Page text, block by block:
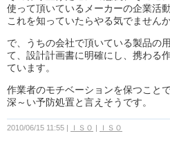
使って頂いているメーカーの企業活
これを知っていたらやる気でません
で、うちの会社で頂いている製品の
て、設計計画書に明確にし、携わる
ています。
作業者のモチベーションを保つこと
深～い予防処置と言えそうです。
2010/06/15 11:55 ＩＳＯ ＩＳＯ